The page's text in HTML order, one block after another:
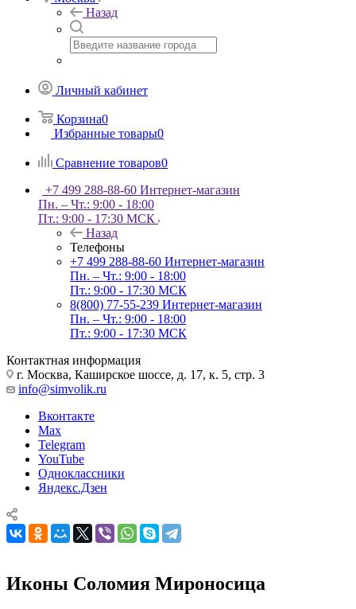
Назад
Личный кабинет
Корзина0
Избранные товары0
Сравнение товаров0
+7 499 288-88-60 Интернет-магазин
Пн. – Чт.: 9:00 - 18:00
Пт.: 9:00 - 17:30 МСК
Назад
Телефоны
+7 499 288-88-60 Интернет-магазин
Пн. – Чт.: 9:00 - 18:00
Пт.: 9:00 - 17:30 МСК
8(800) 77-55-239 Интернет-магазин
Пн. – Чт.: 9:00 - 18:00
Пт.: 9:00 - 17:30 МСК
Контактная информация
г. Москва, Каширское шоссе, д. 17, к. 5, стр. 3
info@simvolik.ru
Вконтакте
Max
Telegram
YouTube
Одноклассники
Яндекс.Дзен
Иконы Соломия Мироносица